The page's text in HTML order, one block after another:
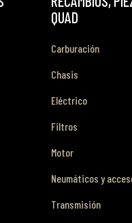
QUAD
Carburación
Chasis
Eléctrico
Filtros
Motor
Neumáticos y
Transmisión